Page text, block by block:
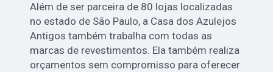
Além de ser parceira de 80 lojas localizadas
no estado de São Paulo, a Casa dos Azulejos
Antigos também trabalha com todas as
marcas de revestimentos. Ela também realiza
orçamentos sem compromisso para oferecer